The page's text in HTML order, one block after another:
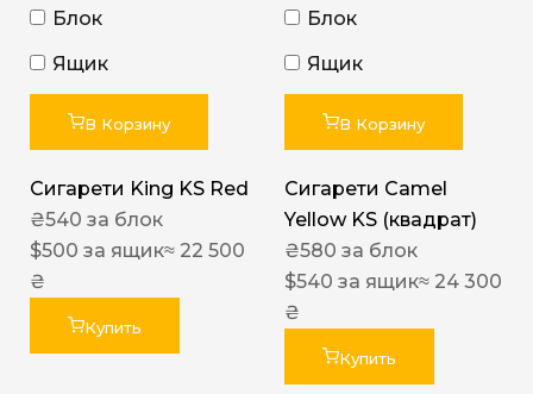
Блок
Ящик
В Корзину
Сигарети King KS Red
₴540 за блок
$500 за ящик≈ 22 500
₴
Купить
Блок
Ящик
В Корзину
Сигарети Camel
Yellow KS (квадрат)
₴580 за блок
$540 за ящик≈ 24 300
₴
Купить